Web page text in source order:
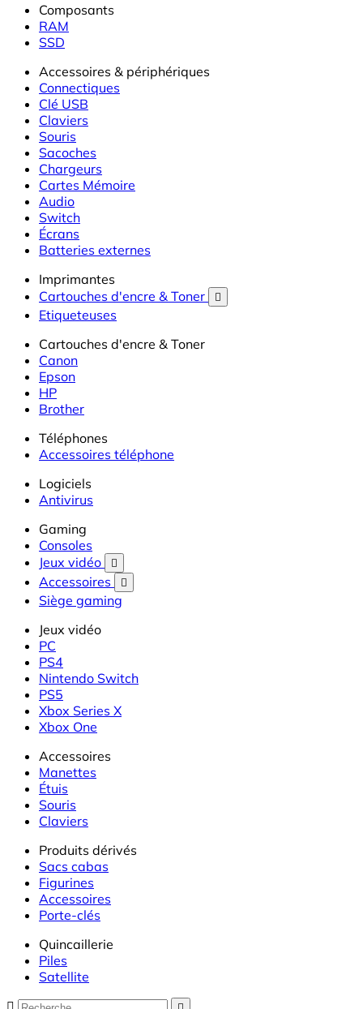
Composants
RAM
SSD
Accessoires & périphériques
Connectiques
Clé USB
Claviers
Souris
Sacoches
Chargeurs
Cartes Mémoire
Audio
Switch
Écrans
Batteries externes
Imprimantes
Cartouches d'encre & Toner

Etiqueteuses
Cartouches d'encre & Toner
Canon
Epson
HP
Brother
Téléphones
Accessoires téléphone
Logiciels
Antivirus
Gaming
Consoles
Jeux vidéo

Accessoires 
Siège gaming
Jeux vidéo
PC
PS4
Nintendo Switch
PS5
Xbox Series X
Xbox One
Accessoires
Manettes
Étuis
Souris
Claviers
Produits dérivés
Sacs cabas
Figurines
Accessoires
Porte-clés
Quincaillerie
Piles
Satellite